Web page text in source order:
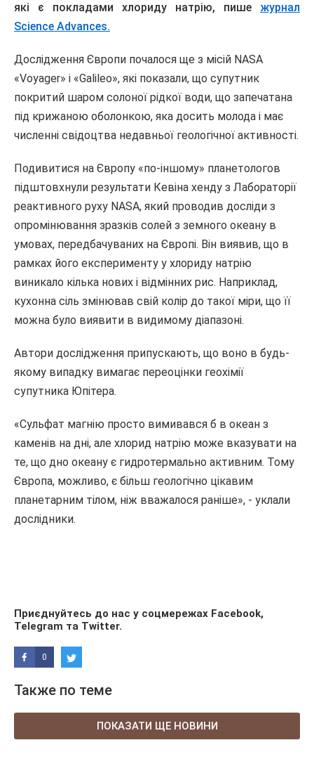
які є покладами хлориду натрію, пише журнал
Science Advances.
Дослідження Європи почалося ще з місій NASA
«Voyager» і «Galileo», які показали, що супутник
покритий шаром солоної рідкої води, що запечатана
під крижаною оболонкою, яка досить молода і має
численні свідоцтва недавньої геологічної активності.
Подивитися на Європу «по-іншому» планетологов
підштовхнули результати Кевіна хенду з Лабораторії
реактивного руху NASA, який проводив досліди з
опромінювання зразків солей з земного океану в
умовах, передбачуваних на Європі. Він виявив, що в
рамках його експерименту у хлориду натрію
виникало кілька нових і відмінних рис. Наприклад,
кухонна сіль змінював свій колір до такої міри, що її
можна було виявити в видимому діапазоні.
Автори дослідження припускають, що воно в будь-
якому випадку вимагає переоцінки геохімії
супутника Юпітера.
«Сульфат магнію просто вимивався б в океан з
каменів на дні, але хлорид натрію може вказувати на
те, що дно океану є гидротермально активним. Тому
Європа, можливо, є більш геологічно цікавим
планетарним тілом, ніж вважалося раніше», - уклали
дослідники.
Приєднуйтесь до нас у соцмережах Facebook,
Telegram та Twitter.
0
Также по теме
ПОКАЗАТИ ЩЕ НОВИНИ